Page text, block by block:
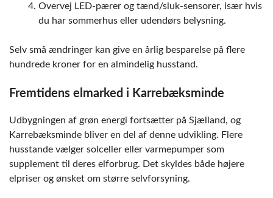
Overvej LED-pærer og tænd/sluk-sensorer, især hvis
du har sommerhus eller udendørs belysning.
Selv små ændringer kan give en årlig besparelse på flere
hundrede kroner for en almindelig husstand.
Fremtidens elmarked i Karrebæksminde
Udbygningen af grøn energi fortsætter på Sjælland, og
Karrebæksminde bliver en del af denne udvikling. Flere
husstande vælger solceller eller varmepumper som
supplement til deres elforbrug. Det skyldes både højere
elpriser og ønsket om større selvforsyning.